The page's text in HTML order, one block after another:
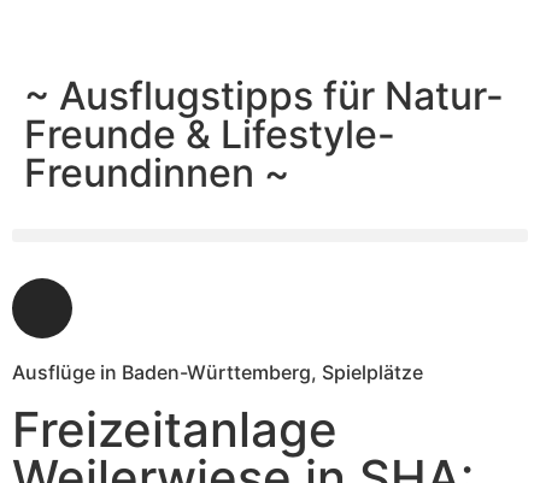
~ Ausflugstipps für Natur-
Freunde & Lifestyle-
Freundinnen ~
Ausflüge in Baden-Württemberg, Spielplätze
Freizeitanlage